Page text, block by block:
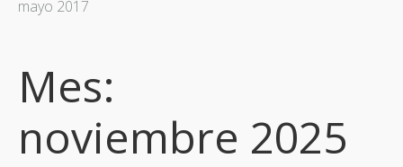
mayo 2017
Mes:
noviembre 2025